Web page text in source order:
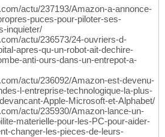
actu/237193/Amazon-a-annonce-
puces-pour-piloter-ses-
inquieter/
actu/236573/24-ouvriers-d-
apres-qu-un-robot-ait-dechire-
anti-ours-dans-un-entrepot-a-
actu/236092/Amazon-est-devenu-
l-entreprise-technologique-la-plus-
Apple-Microsoft-et-Alphabet/
actu/235930/Amazon-lance-un-
materielle-pour-les-PC-pour-aider-
changer-les-pieces-de-leurs-